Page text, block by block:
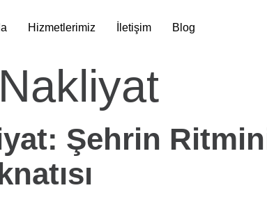
Hizmetlerimiz İletişim Blog
Şehrin